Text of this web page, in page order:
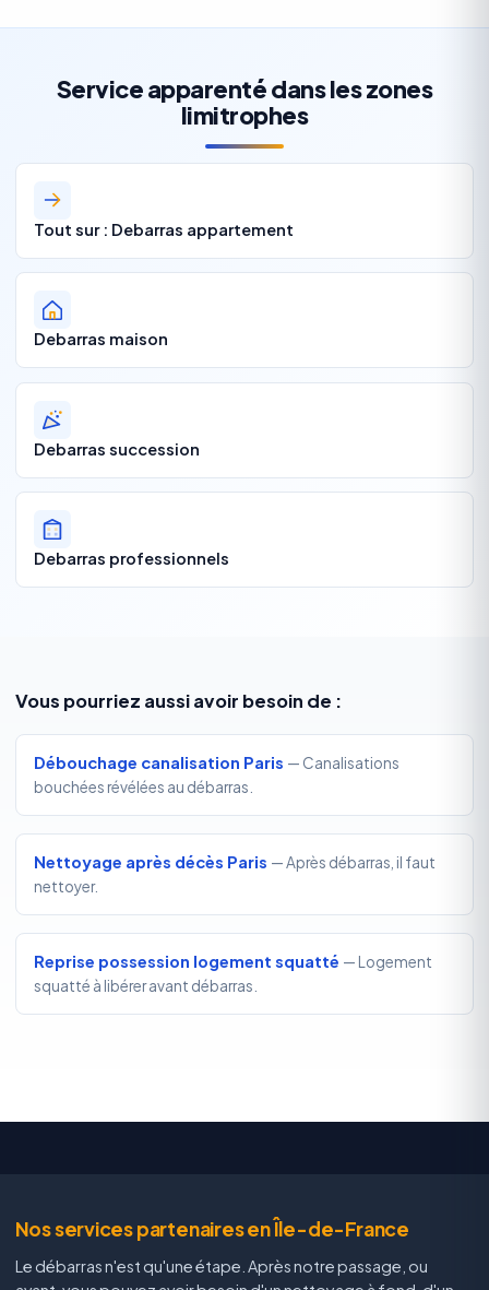
Service apparenté dans les zones
limitrophes
Tout sur : Debarras appartement
Debarras maison
Debarras succession
Debarras professionnels
Vous pourriez aussi avoir besoin de :
Débouchage canalisation Paris — Canalisations
bouchées révélées au débarras.
Nettoyage après décès Paris — Après débarras, il faut
nettoyer.
Reprise possession logement squatté — Logement
squatté à libérer avant débarras.
Nos services partenaires en Île-de-France
Le débarras n'est qu'une étape. Après notre passage, ou